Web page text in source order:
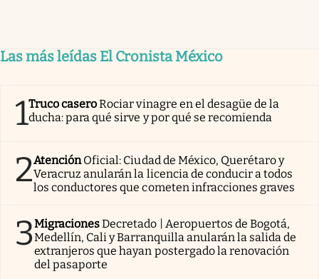
Las más leídas El Cronista México
1Truco caseroRociar vinagre en el desagüe de la
ducha: para qué sirve y por qué se recomienda
2AtenciónOficial: Ciudad de México, Querétaro y
Veracruz anularán la licencia de conducir a todos
los conductores que cometen infracciones graves
3MigracionesDecretado | Aeropuertos de Bogotá,
Medellín, Cali y Barranquilla anularán la salida de
extranjeros que hayan postergado la renovación
del pasaporte